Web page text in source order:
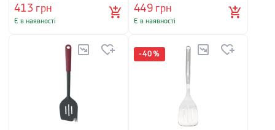
413 грн
Є в наявності
449грн
Є в наявності
-40 %